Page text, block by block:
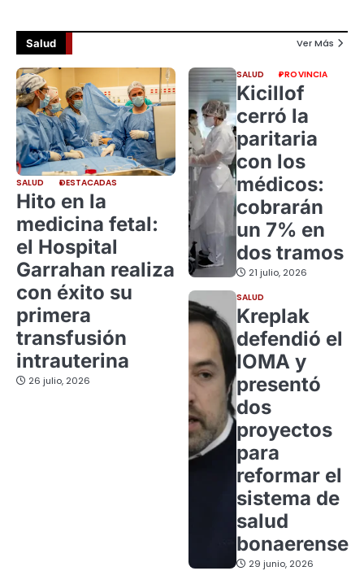
Salud Ver Más
SALUD DESTACADAS
Hito en la
medicina fetal:
el Hospital
Garrahan realiza
con éxito su
primera
transfusión
intrauterina
26 julio, 2026
SALUD PROVINCIA
Kicillof
cerró la
paritaria
con los
médicos:
cobrarán
un 7% en
dos tramos
21 julio, 2026
SALUD
Kreplak
defendió el
IOMA y
presentó
dos
proyectos
para
reformar el
sistema de
salud
bonaerense
29 junio, 2026